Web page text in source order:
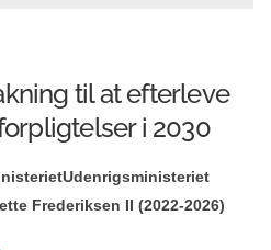
til at efterleve
i 2030
Udenrigsministeriet
Frederiksen II (2022-2026)